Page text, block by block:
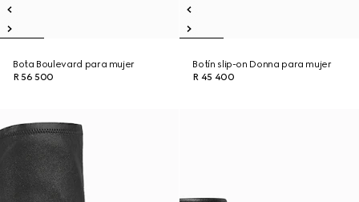
Bota Boulevard para mujer
R 56 500
Botín slip-on Donna para mujer
R 45 400